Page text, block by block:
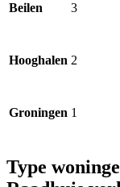
Beilen 3
Hooghalen 2
Groningen 1
Type